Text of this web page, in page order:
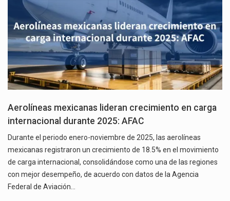
Aerolíneas mexicanas lideran crecimiento en carga
internacional durante 2025: AFAC
Durante el periodo enero-noviembre de 2025, las aerolíneas
mexicanas registraron un crecimiento de 18.5% en el movimiento
de carga internacional, consolidándose como una de las regiones
con mejor desempeño, de acuerdo con datos de la Agencia
Federal de Aviación…